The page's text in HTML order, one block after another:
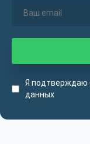
Я подтверждаю
данных